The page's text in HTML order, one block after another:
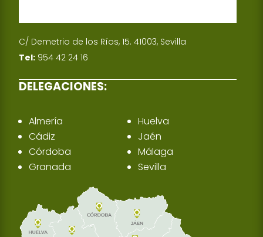
C/ Demetrio de los Ríos, 15. 41003, Sevilla
Tel: 954 42 24 16
DELEGACIONES:
Almería
Cádiz
Córdoba
Granada
Huelva
Jaén
Málaga
Sevilla